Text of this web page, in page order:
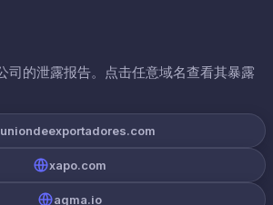
司的泄露报告。点击任意域名查看其暴露
uniondeexportadores.com
xapo.com
agma.io